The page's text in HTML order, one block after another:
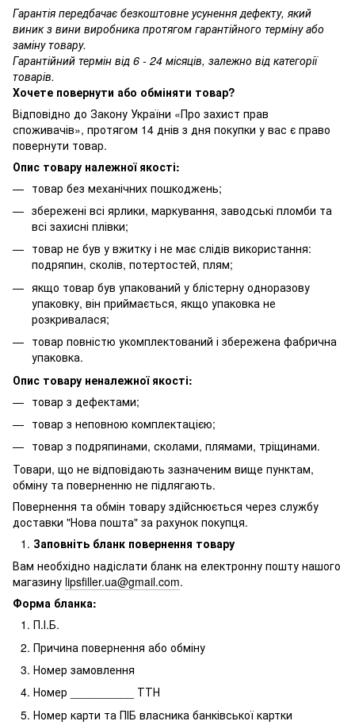
Гарантія передбачає безкоштовне усунення дефекту, який
виник з вини виробника протягом гарантійного терміну або
заміну товару.
Гарантійний термін від 6 - 24 місяців, залежно від категорії
товарів.
Хочете повернути або обміняти товар?
Відповідно до Закону України «Про захист прав
споживачів», протягом 14 днів з дня покупки у вас є право
повернути товар.
Опис товару належної якості:
товар без механічних пошкоджень;
збережені всі ярлики, маркування, заводські пломби та
всі захисні плівки;
товар не був у вжитку і не має слідів використання:
подряпин, сколів, потертостей, плям;
якщо товар був упакований у блістерну одноразову
упаковку, він приймається, якщо упаковка не
розкривалася;
товар повністю укомплектований і збережена фабрична
упаковка.
Опис товару неналежної якості:
товар з дефектами;
товар з неповною комплектацією;
товар з подряпинами, сколами, плямами, тріщинами.
Товари, що не відповідають зазначеним вище пунктам,
обміну та поверненню не підлягають.
Повернення та обмін товару здійснюється через службу
доставки "Нова пошта" за рахунок покупця.
Заповніть бланк повернення товару
Вам необхідно надіслати бланк на електронну пошту нашого
магазину lipsfiller.ua@gmail.com.
Форма бланка:
П.І.Б.
Причина повернення або обміну
Номер замовлення
Номер __________ ТТН
Номер карти та ПІБ власника банківської картки